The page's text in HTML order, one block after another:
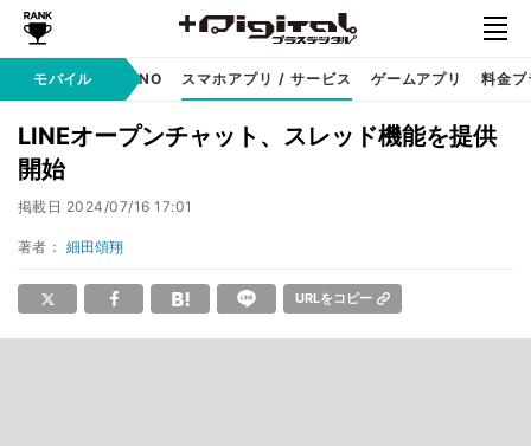
モバイル
携帯キャリア MVNO スマホアプリ / サービス ゲームアプリ 料金プ
LINEオープンチャット、スレッド機能を提供
開始
掲載日 2024/07/16 17:01
著者： 細田頌翔
URLをコピー